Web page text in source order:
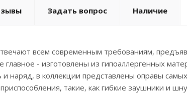
Задать вопрос Наличие
всем современным требованиям,
главное - изготовлены из гипоаллергенных
наряд, в коллекции представлены оправы
такие, как гибкие заушники и